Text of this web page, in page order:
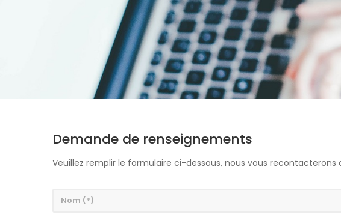
Demande de renseignements
Veuillez remplir le formulaire ci-dessous, nous vous recontacterons